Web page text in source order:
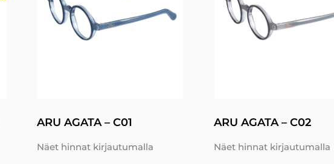
ARU AGATA – C01
Näet hinnat kirjautumalla
ARU AGATA – C02
Näet hinnat kirjautumalla